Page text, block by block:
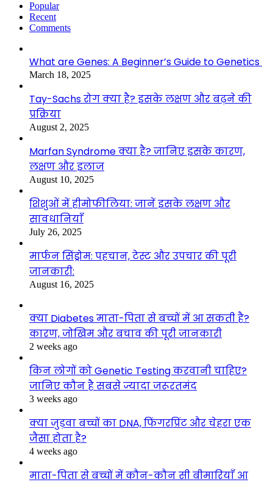
Popular
Recent
Comments
What are Genes: A Beginner’s Guide to Genetics
March 18, 2025
Tay-Sachs रोग क्या है? इसके लक्षण और बढ़ने की
प्रक्रिया
August 2, 2025
Marfan Syndrome क्या है? जानिए इसके कारण,
लक्षण और इलाज
August 10, 2025
शिशुओं में हीमोफीलिया: जानें इसके लक्षण और
सावधानियाँ
July 26, 2025
मार्फन सिंड्रोम: पहचान, टेस्ट और उपचार की पूरी
जानकारी:
August 16, 2025
क्या Diabetes माता-पिता से बच्चों में आ सकती है?
कारण, जोखिम और बचाव की पूरी जानकारी
2 weeks ago
किन लोगों को Genetic Testing करवानी चाहिए?
जानिए कौन है सबसे ज्यादा जरूरतमंद
3 weeks ago
क्या जुड़वा बच्चों का DNA, फिंगरप्रिंट और चेहरा एक
जैसा होता है?
4 weeks ago
माता-पिता से बच्चों में कौन-कौन सी बीमारियाँ आ